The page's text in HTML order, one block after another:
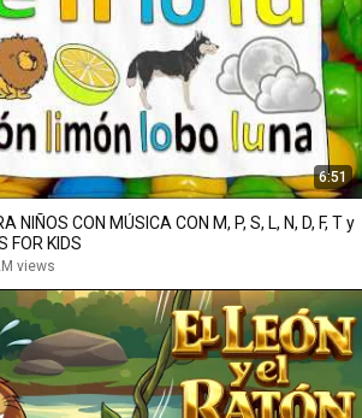
6:51
NIÑOS CON MÚSICA CON M, P, S, L, N, D, F, T y
FOR KIDS
views